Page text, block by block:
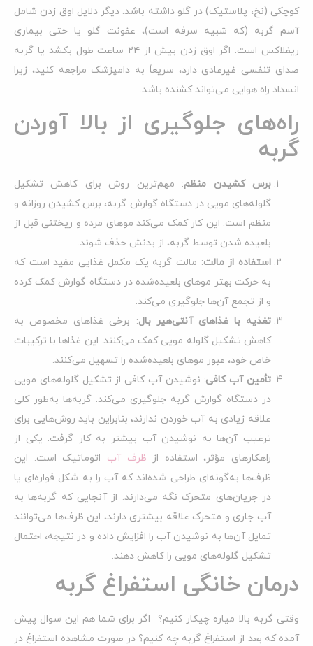
کوچکی (نخ، پلاستیک) در گلو داشته باشد. دیگر دلایل اوق زدن شامل
آسم گربه (که شبیه سرفه است)، عفونت گلو یا حتی بیماری
ریفلاکس است. اگر اوق زدن بیش از ۲۴ ساعت طول بکشد یا گربه
صدای تنفسی غیرعادی دارد، سریعاً به دامپزشک مراجعه کنید، زیرا
انسداد راه هوایی می‌تواند کشنده باشد.
راه‌های جلوگیری از بالا آوردن
گربه
برس کشیدن منظم: مهم‌ترین روش برای کاهش تشکیل
گلوله‌های مویی در دستگاه گوارش گربه، برس کشیدن روزانه و
منظم است. این کار کمک می‌کند موهای مرده و ریختنی قبل از
بلعیده شدن توسط گربه، از بدنش حذف شوند.
استفاده از مالت: مالت گربه یک مکمل غذایی مفید است که
به حرکت بهتر موهای بلعیده‌شده در دستگاه گوارش کمک کرده
و از تجمع آن‌ها جلوگیری می‌کند.
تغذیه با غذاهای آنتی‌هیر بال: برخی غذاهای مخصوص به
کاهش تشکیل گلوله مویی کمک می‌کنند. این غذاها با ترکیبات
خاص خود، عبور موهای بلعیده‌شده را تسهیل می‌کنند.
تأمین آب کافی: نوشیدن آب کافی از تشکیل گلوله‌های مویی
در دستگاه گوارش گربه جلوگیری می‌کند. گربه‌ها به‌طور کلی
علاقه زیادی به آب خوردن ندارند، بنابراین باید روش‌هایی برای
ترغیب آن‌ها به نوشیدن آب بیشتر به کار گرفت. یکی از
راهکارهای مؤثر، استفاده از ظرف‌ آب اتوماتیک است. این
ظرف‌ها به‌گونه‌ای طراحی شده‌اند که آب را به شکل فواره‌ای یا
در جریان‌های متحرک نگه می‌دارند. از آنجایی که گربه‌ها به
آب جاری و متحرک علاقه بیشتری دارند، این ظرف‌ها می‌توانند
تمایل آن‌ها به نوشیدن آب را افزایش داده و در نتیجه، احتمال
تشکیل گلوله‌های مویی را کاهش دهند.
درمان خانگی استفراغ گربه
وقتی گربه بالا میاره چیکار کنیم؟ اگر برای شما هم این سوال پیش
آمده که بعد از استفراغ گربه چه کنیم؟ در صورت مشاهده استفراغ در